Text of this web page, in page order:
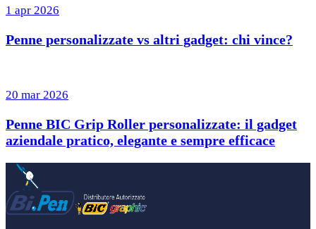
1 apr 2026
Penne personalizzate vs altri gadget: chi vince?
20 mar 2026
Penne BIC Grip Roller personalizzate: il gadget
aziendale pratico, elegante e sempre efficace